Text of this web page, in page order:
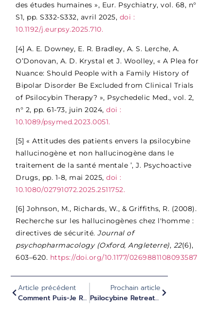
des études humaines », Eur. Psychiatry, vol. 68, n°
S1, pp. S332-S332, avril 2025, doi :
10.1192/j.eurpsy.2025.710.
[4] A. E. Downey, E. R. Bradley, A. S. Lerche, A.
O’Donovan, A. D. Krystal et J. Woolley, « A Plea for
Nuance: Should People with a Family History of
Bipolar Disorder Be Excluded from Clinical Trials
of Psilocybin Therapy? », Psychedelic Med., vol. 2,
n° 2, pp. 61-73, juin 2024,doi :
10.1089/psymed.2023.0051.
[5] « Attitudes des patients envers la psilocybine
hallucinogène et non hallucinogène dans le
traitement de la santé mentale ’, J. Psychoactive
Drugs, pp. 1-8, mai 2025,doi :
10.1080/02791072.2025.2511752.
[6]Johnson, M., Richards, W., & Griffiths, R. (2008).
Recherche sur les hallucinogènes chez l'homme :
directives de sécurité.Journal of
psychopharmacology (Oxford, Angleterre), 22(6),
603–620. https://doi.org/10.1177/0269881108093587
Article précédent
Comment Puis-Je Réguler Mon Système Nerveux Grâce Au Mouvement ?
Prochain article
Psilocybine Retreats En Privé Ou En Groupe : Quelle Est La Meilleure Option ?